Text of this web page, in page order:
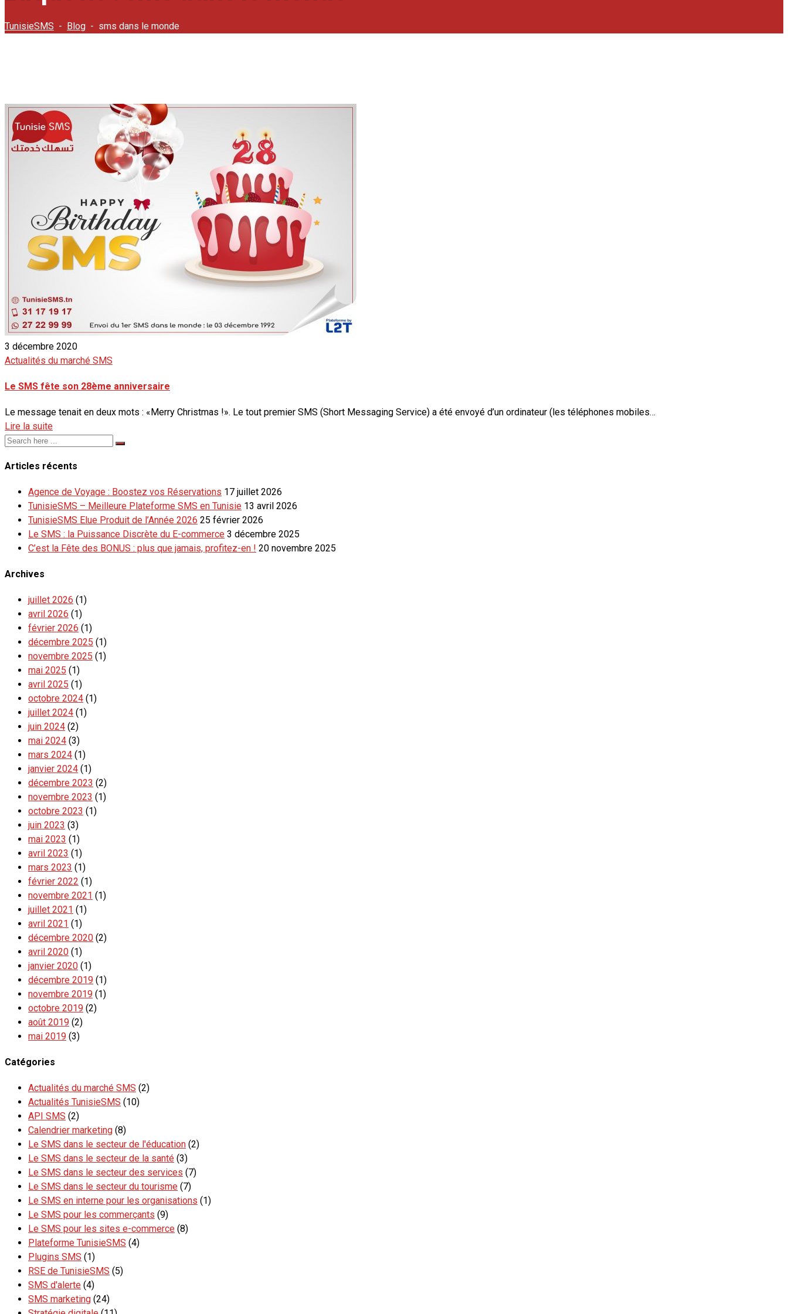
TunisieSMS - Blog - sms dans le monde
3 décembre 2020
Actualités du marché SMS
Le SMS fête son 28ème anniversaire
Le message tenait en deux mots : «Merry Christmas !». Le tout premier SMS (Short Messaging Service) a été envoyé d’un ordinateur (les téléphones mobiles…
Lire la suite
Articles récents
Agence de Voyage : Boostez vos Réservations 17 juillet 2026
TunisieSMS – Meilleure Plateforme SMS en Tunisie 13 avril 2026
TunisieSMS Elue Produit de l’Année 2026 25 février 2026
Le SMS : la Puissance Discrète du E-commerce 3 décembre 2025
C’est la Fête des BONUS : plus que jamais, profitez-en ! 20 novembre 2025
Archives
juillet 2026 (1)
avril 2026 (1)
février 2026 (1)
décembre 2025 (1)
novembre 2025 (1)
mai 2025 (1)
avril 2025 (1)
octobre 2024 (1)
juillet 2024 (1)
juin 2024 (2)
mai 2024 (3)
mars 2024 (1)
janvier 2024 (1)
décembre 2023 (2)
novembre 2023 (1)
octobre 2023 (1)
juin 2023 (3)
mai 2023 (1)
avril 2023 (1)
mars 2023 (1)
février 2022 (1)
novembre 2021 (1)
juillet 2021 (1)
avril 2021 (1)
décembre 2020 (2)
avril 2020 (1)
janvier 2020 (1)
décembre 2019 (1)
novembre 2019 (1)
octobre 2019 (2)
août 2019 (2)
mai 2019 (3)
Catégories
Actualités du marché SMS (2)
Actualités TunisieSMS (10)
API SMS (2)
Calendrier marketing (8)
Le SMS dans le secteur de l'éducation (2)
Le SMS dans le secteur de la santé (3)
Le SMS dans le secteur des services (7)
Le SMS dans le secteur du tourisme (7)
Le SMS en interne pour les organisations (1)
Le SMS pour les commerçants (9)
Le SMS pour les sites e-commerce (8)
Plateforme TunisieSMS (4)
Plugins SMS (1)
RSE de TunisieSMS (5)
SMS d'alerte (4)
SMS marketing (24)